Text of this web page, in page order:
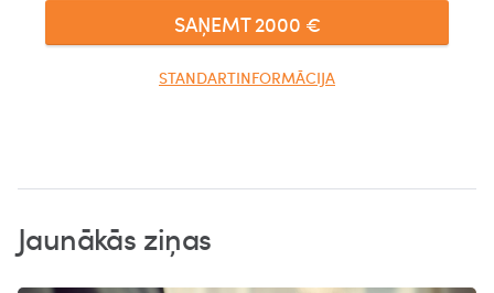
SAŅEMT2000 €
STANDARTINFORMĀCIJA
Jaunākās ziņas